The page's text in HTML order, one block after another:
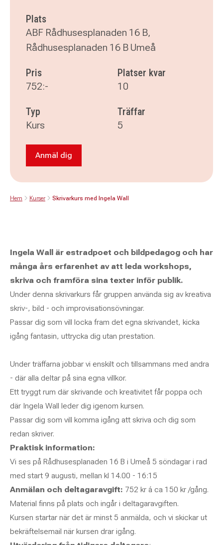
Plats
ABF Rådhusesplanaden 16 B,
Rådhusesplanaden 16 B Umeå
Pris
752:-
Platser kvar
10
Typ
Kurs
Träffar
5
Anmäl dig till Skrivarkurs med Ingela Wall
Anmäl dig
Hem Kurser Skrivarkurs med Ingela Wall
Ingela Wall är estradpoet och bildpedagog och har
många års erfarenhet av att leda workshops,
skriva och framföra sina texter inför publik.
Under denna skrivarkurs får gruppen använda sig av kreativa
skriv-, bild - och improvisationsövningar.
Passar dig som vill locka fram det egna skrivandet, kicka
igång fantasin, uttrycka dig utan prestation.
Under träffarna jobbar vi enskilt och tillsammans med andra
- där alla deltar på sina egna villkor.
Ett tryggt rum där skrivande och kreativitet får poppa och
där Ingela Wall leder dig igenom kursen.
Passar dig som vill komma igång att skriva och dig som
redan skriver.
Praktisk information:
Vi ses på Rådhusesplanaden 16 B i Umeå 5 söndagar i rad
med start 9 augusti, mellan kl 14.00 - 16:15
Anmälan och deltagaravgift: 752 kr á ca 150 kr /gång.
Material finns på plats och ingår i deltagaravgiften.
Kursen startar när det är minst 5 anmälda, och vi skickar ut
bekräftelsemail när kursen drar igång.